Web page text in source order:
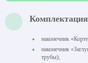
наконечник
наконечник
трубы);